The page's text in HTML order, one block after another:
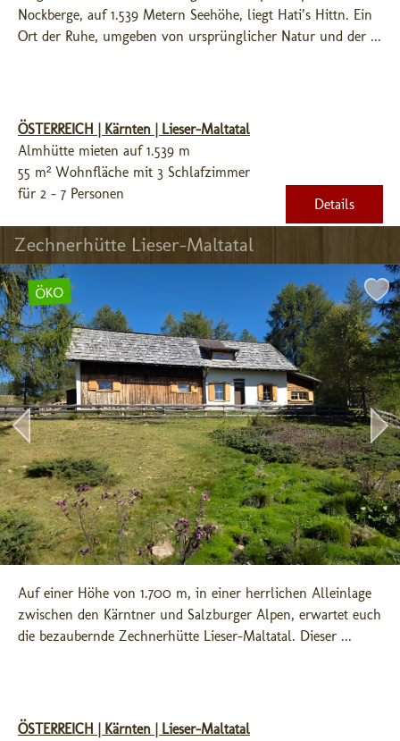
Nockberge, auf 1.539 Metern Seehöhe, liegt Hati’s Hittn. Ein
Ort der Ruhe, umgeben von ursprünglicher Natur und der ...
ÖSTERREICH | Kärnten | Lieser-Maltatal
Almhütte mieten auf 1.539 m
55 m² Wohnfläche mit 3 Schlafzimmer
für 2 - 7 Personen
Details
Zechnerhütte Lieser-Maltatal
ÖKO
Auf einer Höhe von 1.700 m, in einer herrlichen Alleinlage
zwischen den Kärntner und Salzburger Alpen, erwartet euch
die bezaubernde Zechnerhütte Lieser-Maltatal. Dieser ...
ÖSTERREICH | Kärnten | Lieser-Maltatal